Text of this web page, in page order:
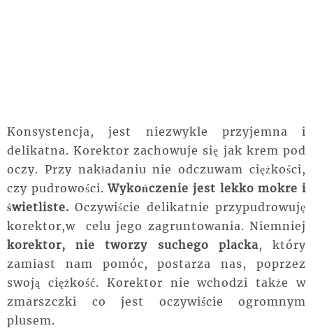
Konsystencja, jest niezwykle przyjemna i
delikatna. Korektor zachowuje się jak krem pod
oczy. Przy nakładaniu nie odczuwam ciężkości,
czy pudrowości.Wykończenie jest lekko mokre i
świetliste.Oczywiście delikatnie przypudrowuję
korektor,w celu jego zagruntowania. Niemniej
korektor, nie tworzy suchego placka, który
zamiast nam pomóc, postarza nas, poprzez
swoją ciężkość. Korektor nie wchodzi także w
zmarszczki co jest oczywiście ogromnym
plusem.